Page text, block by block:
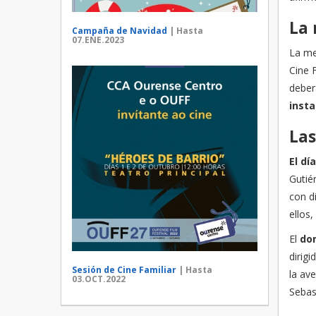
Campaña de Navidad | Hasta
07.ENE.2023
Sesión de Cine Familiar | Hasta
03.OCT.2022
La
La
Cine
El
con
ellos,
El
la